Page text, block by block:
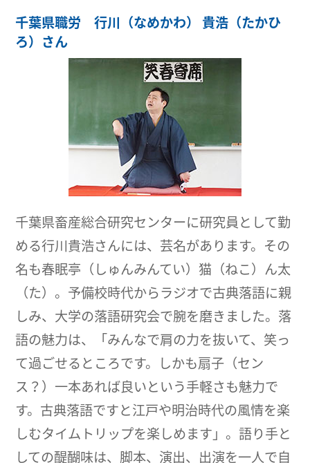
千葉県職労 行川（なめかわ） 貴浩（たかひ
ろ）さん
千葉県畜産総合研究センターに研究員として勤
める行川貴浩さんには、芸名があります。その
名も春眠亭（しゅんみんてい）猫（ねこ）ん太
（た）。予備校時代からラジオで古典落語に親
しみ、大学の落語研究会で腕を磨きました。落
語の魅力は、「みんなで肩の力を抜いて、笑っ
て過ごせるところです。しかも扇子（セン
ス？）一本あれば良いという手軽さも魅力で
す。古典落語ですと江戸や明治時代の風情を楽
しむタイムトリップを楽しめます」。語り手と
しての醍醐味は、脚本、演出、出演を一人で自